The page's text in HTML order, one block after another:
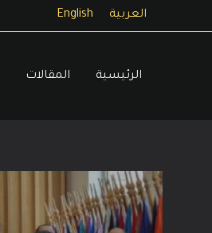
إلى
العربية English
الرئيسية المقالات